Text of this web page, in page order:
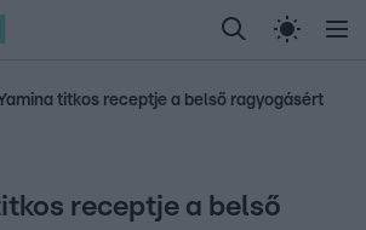
Randi Celeb vagyok,
Most Wanted Gallusz
titkos receptje a belső ragyogásért
receptje a belső